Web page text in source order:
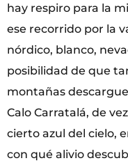
hay respiro para la
ese recorrido por la
nórdico, blanco,
posibilidad de que
montañas
Calo Carratalá, de
cierto azul del cielo,
con qué alivio